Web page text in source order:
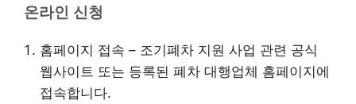
온라인 신청
홈페이지 접속 – 조기폐차 지원 사업 관련 공식
웹사이트 또는 등록된 폐차 대행업체 홈페이지에
접속합니다.